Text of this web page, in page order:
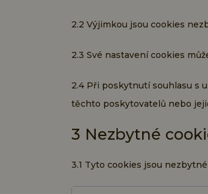
2.2 Výjimkou jsou cookies
2.3 Své nastavení cookies
2.4 Při poskytnutí souhlasu s
těchto poskytovatelů nebo
3 Nezbytné
3.1 Tyto cookies jsou